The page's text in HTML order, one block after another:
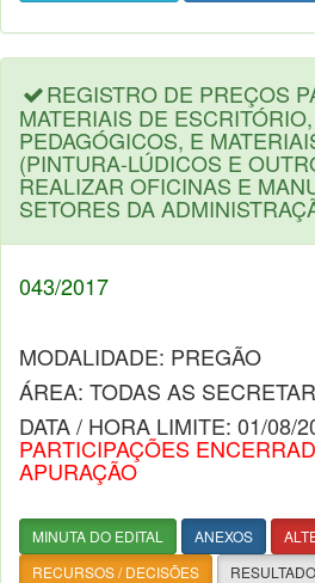
REGISTRO DE PREÇOS
MATERIAIS DE
PEDAGÓGICOS, E
(PINTURA-LÚDICOS E
REALIZAR OFICINAS E
SETORES DA
043/2017
MODALIDADE: PREGÃO
ÁREA: TODAS AS
DATA / HORA LIMITE: 01/08/
PARTICIPAÇÕES
APURAÇÃO
MINUTA DO EDITAL ANEXOS
RECURSOS / DECISÕES